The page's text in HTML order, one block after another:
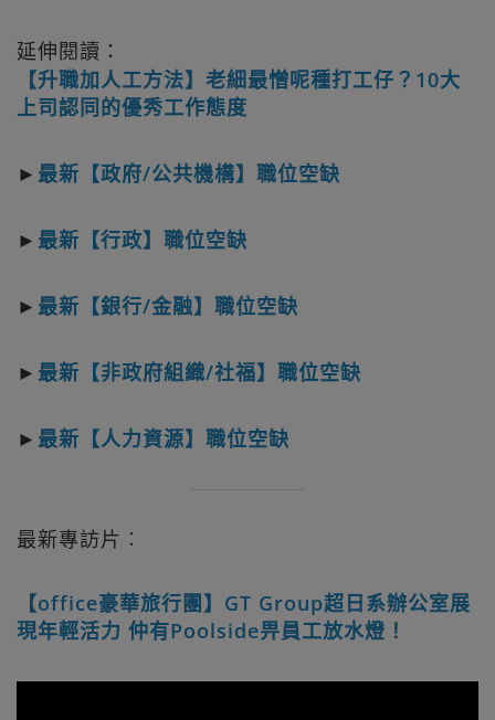
延伸閱讀：
【升職加人工方法】老細最憎呢種打工仔？10大
上司認同的優秀工作態度
► 最新【政府/公共機構】職位空缺
► 最新【行政】職位空缺
► 最新【銀行/金融】職位空缺
► 最新【非政府組織/社福】職位空缺
► 最新【人力資源】職位空缺
最新專訪片︰
【office豪華旅行團】GT Group超日系辦公室展
現年輕活力 仲有Poolside畀員工放水燈！